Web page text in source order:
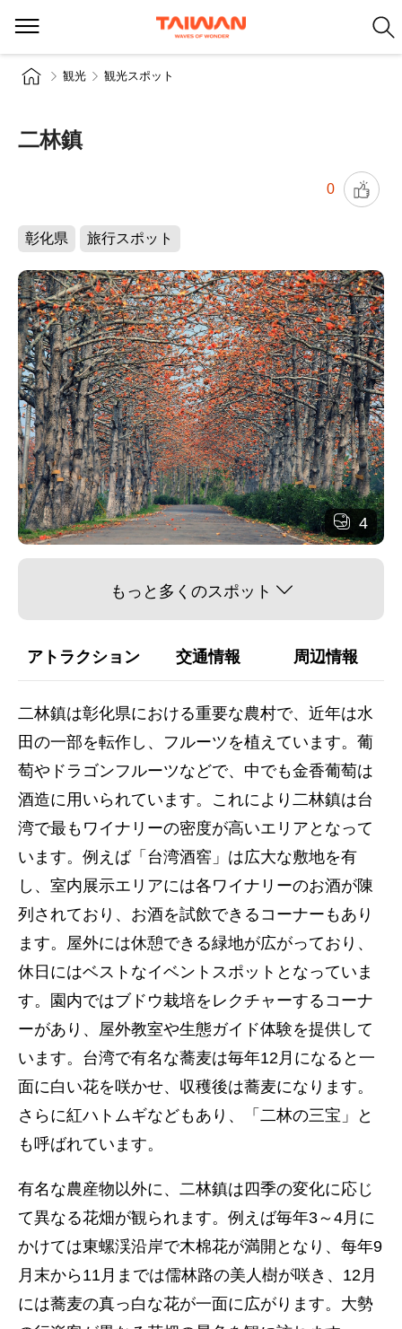
観光 観光スポット
二林鎮
0
彰化県 旅行スポット
4
もっと多くのスポット
アトラクション 交通情報 周辺情報
二林鎮は彰化県における重要な農村で、近年は水
田の一部を転作し、フルーツを植えています。葡
萄やドラゴンフルーツなどで、中でも金香葡萄は
酒造に用いられています。これにより二林鎮は台
湾で最もワイナリーの密度が高いエリアとなって
います。例えば「台湾酒窖」は広大な敷地を有
し、室内展示エリアには各ワイナリーのお酒が陳
列されており、お酒を試飲できるコーナーもあり
ます。屋外には休憩できる緑地が広がっており、
休日にはベストなイベントスポットとなっていま
す。園内ではブドウ栽培をレクチャーするコーナ
ーがあり、屋外教室や生態ガイド体験を提供して
います。台湾で有名な蕎麦は毎年12月になると一
面に白い花を咲かせ、収穫後は蕎麦になります。
さらに紅ハトムギなどもあり、「二林の三宝」と
も呼ばれています。
有名な農産物以外に、二林鎮は四季の変化に応じ
て異なる花畑が観られます。例えば毎年3～4月に
かけては東螺渓沿岸で木棉花が満開となり、每年9
月末から11月までは儒林路の美人樹が咲き、12月
には蕎麦の真っ白な花が一面に広がります。大勢